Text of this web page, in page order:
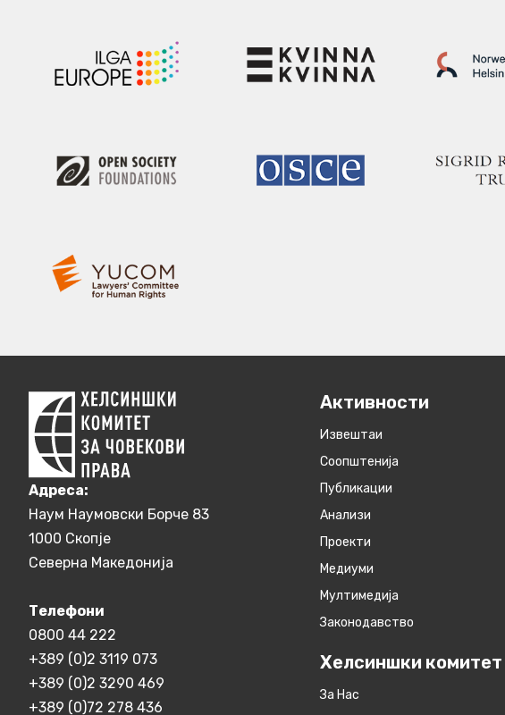
Aдреса:
Наум Наумовски Борче 83
1000 Скопје
Северна Македонија
Телефони
0800 44 222
+389 (0)2 3119 073
+389 (0)2 3290 469
+389 (0)72 278 436
Активности
Извештаи
Соопштенија
Публикации
Анализи
Проекти
Медиуми
Мултимедија
Законодавство
Хелсиншки комитет
За Нас